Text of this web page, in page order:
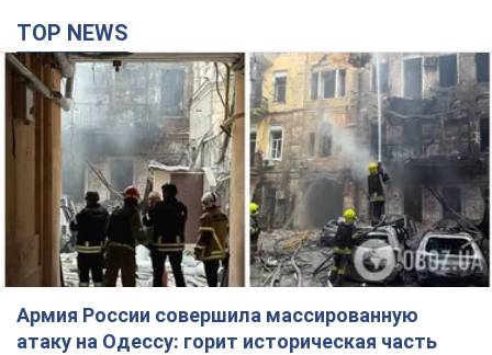
TOP NEWS
Армия России совершила массированную
атаку на Одессу: горит историческая часть